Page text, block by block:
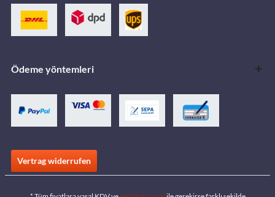
Ödeme yöntemleri
Vertrag widerrufen